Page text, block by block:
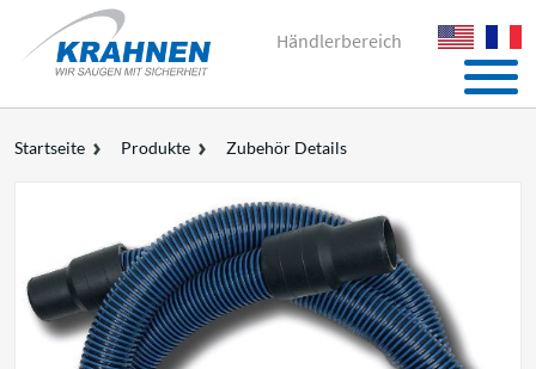
Händlerbereich
Startseite Produkte Zubehör Details